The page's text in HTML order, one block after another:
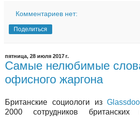
Комментариев нет:
Поделиться
пятница, 28 июля 2017 г.
Самые нелюбимые
офисного жаргона
Британские социологи из
2000 сотрудников